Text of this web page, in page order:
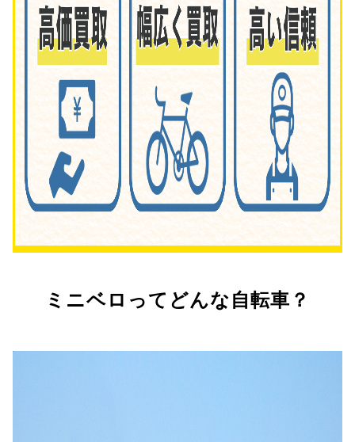
ミニベロってどんな自転車？